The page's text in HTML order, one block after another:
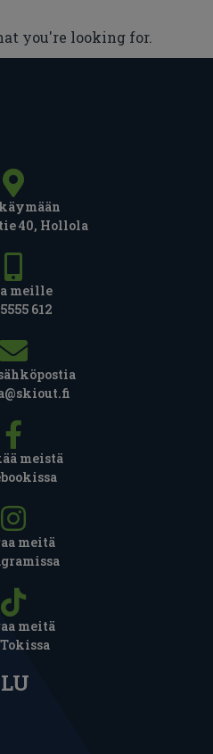
you're looking for.
40, Hollola
meille
612
meistä
meitä
meitä